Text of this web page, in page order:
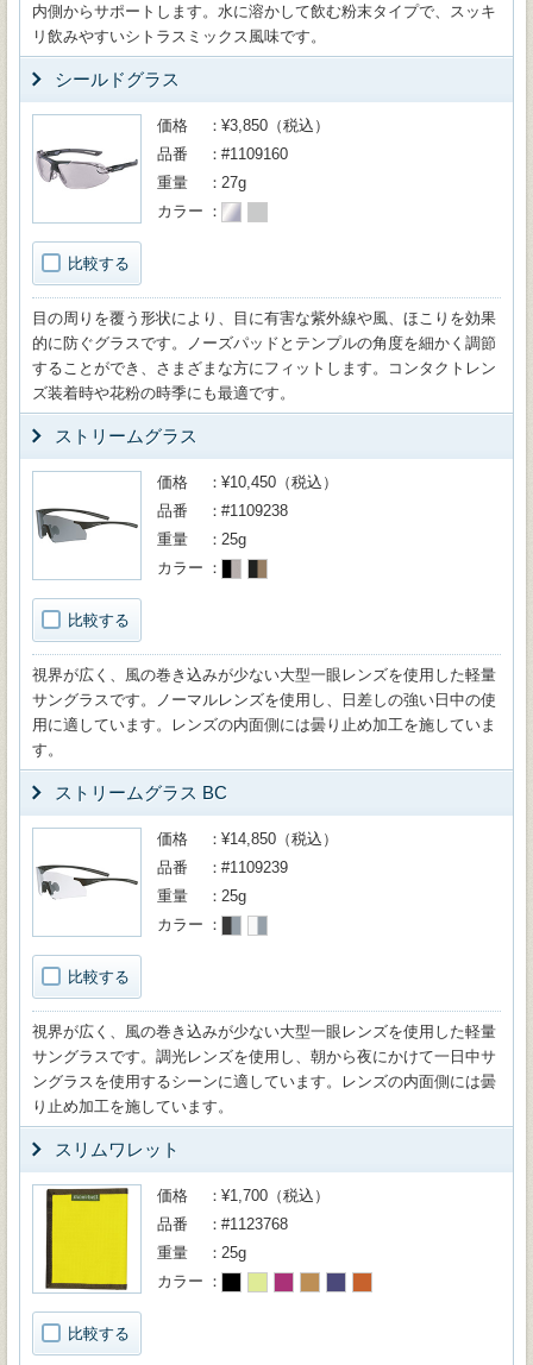
内側からサポートします。水に溶かして飲む粉末タイプで、スッキ
リ飲みやすいシトラスミックス風味です。
シールドグラス
比較する
価格
¥3,850（税込）
品番
#1109160
重量
27g
カラー
目の周りを覆う形状により、目に有害な紫外線や風、ほこりを効果
的に防ぐグラスです。ノーズパッドとテンプルの角度を細かく調節
することができ、さまざまな方にフィットします。コンタクトレン
ズ装着時や花粉の時季にも最適です。
ストリームグラス
比較する
価格
¥10,450（税込）
品番
#1109238
重量
25g
カラー
視界が広く、風の巻き込みが少ない大型一眼レンズを使用した軽量
サングラスです。ノーマルレンズを使用し、日差しの強い日中の使
用に適しています。レンズの内面側には曇り止め加工を施していま
す。
ストリームグラス BC
比較する
価格
¥14,850（税込）
品番
#1109239
重量
25g
カラー
視界が広く、風の巻き込みが少ない大型一眼レンズを使用した軽量
サングラスです。調光レンズを使用し、朝から夜にかけて一日中サ
ングラスを使用するシーンに適しています。レンズの内面側には曇
り止め加工を施しています。
スリムワレット
比較する
価格
¥1,700（税込）
品番
#1123768
重量
25g
カラー